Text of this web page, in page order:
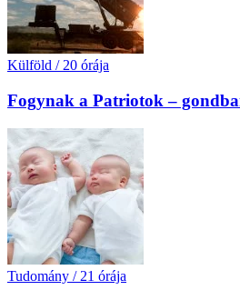
Külföld / 20 órája
Fogynak a Patriotok –
Tudomány / 21 órája